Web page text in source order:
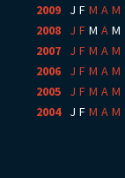
2009
J F M A M
2008
J F M A M
2007
J F M A M
2006
J F M A M
2005
J F M A M
2004: J F M A M